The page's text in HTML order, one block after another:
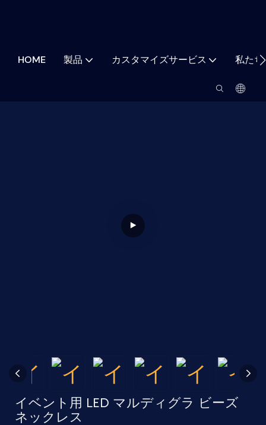
HOME 製品 カスタマイズサービス 私た
イベント用 LED マルディグラ ビーズ
ネックレス